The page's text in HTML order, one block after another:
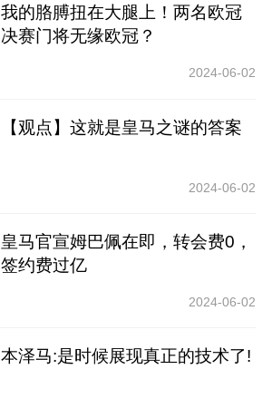
我的胳膊扭在大腿上！两名欧冠
决赛门将无缘欧冠？
2024-06-02
【观点】这就是皇马之谜的答案
2024-06-02
皇马官宣姆巴佩在即，转会费0，
签约费过亿
2024-06-02
本泽马:是时候展现真正的技术了!